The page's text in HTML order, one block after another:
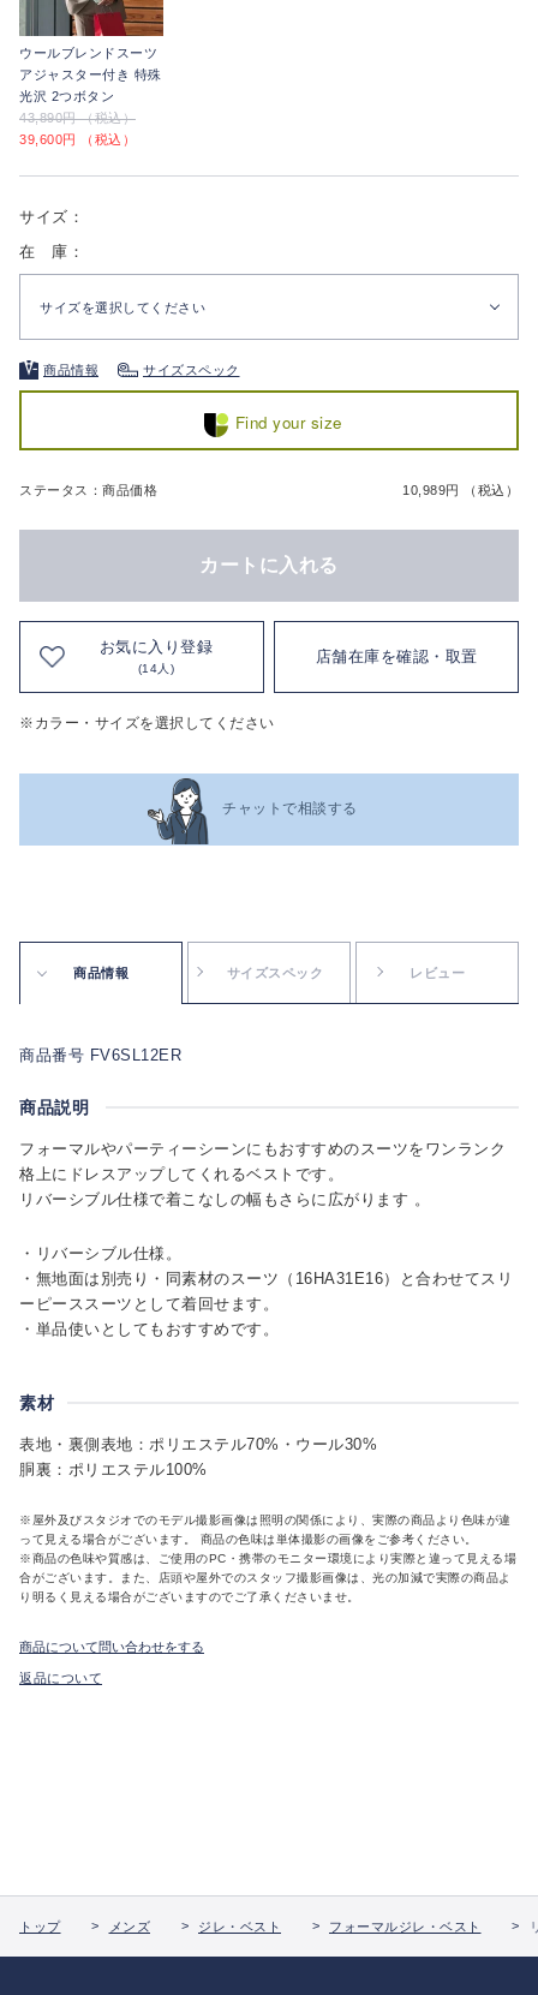
ウールブレンドスーツ
アジャスター付き 特殊
光沢 2つボタン
43,890円 （税込）
39,600円 （税込）
サイズ：
在 庫：
サイズを選択してください
商品情報 サイズスペック
Find your size
ステータス：商品価格 10,989円 （税込）
カートに入れる
お気に入り登録
(14人)
店舗在庫を確認・取置
※カラー・サイズを選択してください
チャットで相談する
商品情報 サイズスペック レビュー
商品番号 FV6SL12ER
商品説明
フォーマルやパーティーシーンにもおすすめのスーツをワンランク
格上にドレスアップしてくれるベストです。
リバーシブル仕様で着こなしの幅もさらに広がります 。
・リバーシブル仕様。
・無地面は別売り・同素材のスーツ（16HA31E16）と合わせてスリ
ーピーススーツとして着回せます。
・単品使いとしてもおすすめです。
素材
表地・裏側表地：ポリエステル70%・ウール30%
胴裏：ポリエステル100%
※屋外及びスタジオでのモデル撮影画像は照明の関係により、実際の商品より色味が違
って見える場合がございます。 商品の色味は単体撮影の画像をご参考ください。
※商品の色味や質感は、ご使用のPC・携帯のモニター環境により実際と違って見える場
合がございます。また、店頭や屋外でのスタッフ撮影画像は、光の加減で実際の商品よ
り明るく見える場合がございますのでご了承くださいませ。
商品について問い合わせをする
返品について
トップ メンズ ジレ・ベスト フォーマルジレ・ベスト